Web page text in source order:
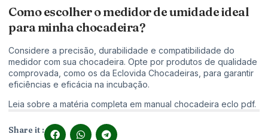
Como escolher o medidor de umidade ideal
para minha chocadeira?
Considere a precisão, durabilidade e compatibilidade do
medidor com sua chocadeira. Opte por produtos de qualidade
comprovada, como os da Eclovida Chocadeiras, para garantir
eficiências e eficácia na incubação.
Leia sobre a matéria completa em manual chocadeira eclo pdf.
Share it :